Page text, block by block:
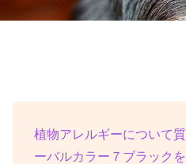
植物アレルギーについて
ーバルカラー７ブラック